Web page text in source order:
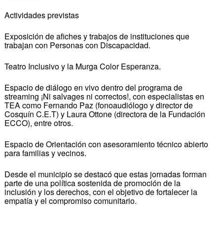
Actividades previstas
Exposición de afiches y trabajos de instituciones que
trabajan con Personas con Discapacidad.
Teatro Inclusivo y la Murga Color Esperanza.
Espacio de diálogo en vivo dentro del programa de
streaming ¡Ni salvages ni correctos!, con especialistas en
TEA como Fernando Paz (fonoaudiólogo y director de
Cosquín C.E.T) y Laura Ottone (directora de la Fundación
ECCO), entre otros.
Espacio de Orientación con asesoramiento técnico abierto
para familias y vecinos.
Desde el municipio se destacó que estas jornadas forman
parte de una política sostenida de promoción de la
inclusión y los derechos, con el objetivo de fortalecer la
empatía y el compromiso comunitario.